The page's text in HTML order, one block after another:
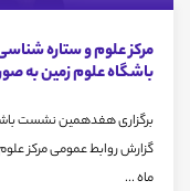
مرکز علوم و ستاره
باشگاه علوم زمین به
برگزاری هفدهمین نشست
گزارش روابط عمومی مرکز
ماه ...